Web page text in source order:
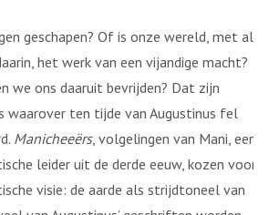
geschapen? Of is onze wereld, met alle
het werk van een vijandige macht?
we ons daaruit bevrijden? Dat zijn
waarover ten tijde van Augustinus fel
Manicheeërs, volgelingen van Mani, een
leider uit de derde eeuw, kozen voor
visie: de aarde als strijdtoneel van